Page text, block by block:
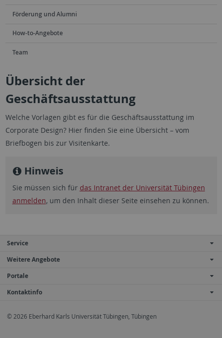
Förderung und Alumni
How-to-Angebote
Team
Übersicht der
Geschäftsausstattung
Welche Vorlagen gibt es für die Geschäftsausstattung im
Corporate Design? Hier finden Sie eine Übersicht – vom
Briefbogen bis zur Visitenkarte.
Hinweis
Sie müssen sich für das Intranet der Universität Tübingen
anmelden, um den Inhalt dieser Seite einsehen zu können.
Service
Weitere Angebote
Portale
Kontaktinfo
© 2026 Eberhard Karls Universität Tübingen, Tübingen